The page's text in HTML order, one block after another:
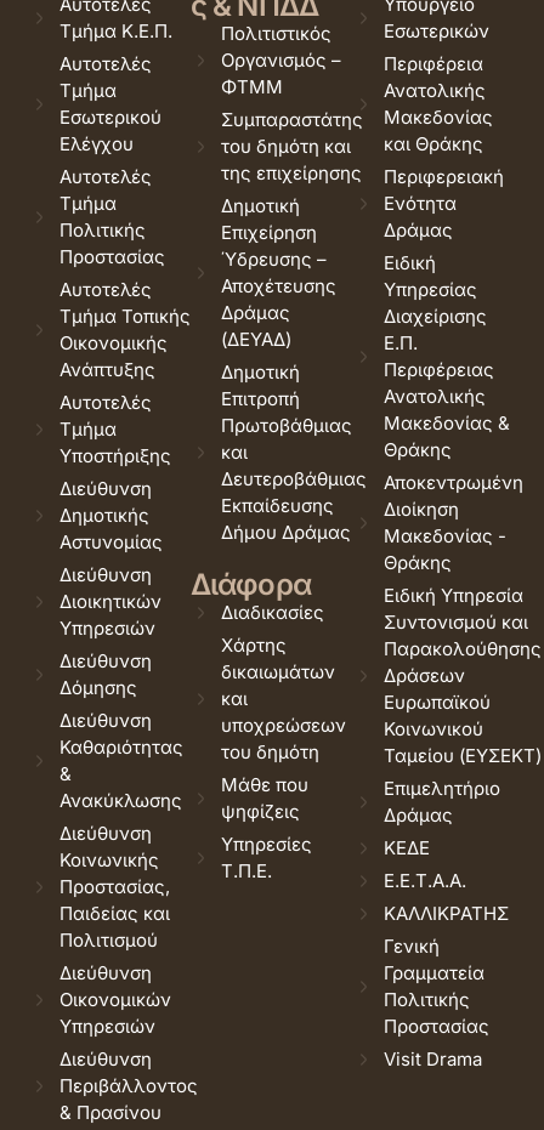
Τμήμα Κ.Ε.Π.
Αυτοτελές
Τμήμα
Εσωτερικού
Ελέγχου
Αυτοτελές
Τμήμα
Πολιτικής
Προστασίας
Αυτοτελές
Τμήμα Τοπικής
Οικονομικής
Ανάπτυξης
Αυτοτελές
Τμήμα
Υποστήριξης
Διεύθυνση
Δημοτικής
Αστυνομίας
Διεύθυνση
Διοικητικών
Υπηρεσιών
Διεύθυνση
Δόμησης
Διεύθυνση
Καθαριότητας
&
Ανακύκλωσης
Διεύθυνση
Κοινωνικής
Προστασίας,
Παιδείας και
Πολιτισμού
Διεύθυνση
Οικονομικών
Υπηρεσιών
Διεύθυνση
Περιβάλλοντος
& Πρασίνου
Πολιτιστικός
Οργανισμός –
ΦΤΜΜ
Συμπαραστάτης
του δημότη και
της επιχείρησης
Δημοτική
Επιχείρηση
Ύδρευσης –
Αποχέτευσης
Δράμας
(ΔΕΥΑΔ)
Δημοτική
Επιτροπή
Πρωτοβάθμιας
και
Δευτεροβάθμιας
Εκπαίδευσης
Δήμου Δράμας
Διάφορα
Διαδικασίες
Χάρτης
δικαιωμάτων
και
υποχρεώσεων
του δημότη
Μάθε που
ψηφίζεις
Υπηρεσίες
Τ.Π.Ε.
Εσωτερικών
Περιφέρεια
Ανατολικής
Μακεδονίας
και Θράκης
Περιφερειακή
Ενότητα
Δράμας
Ειδική
Υπηρεσίας
Διαχείρισης
Ε.Π.
Περιφέρειας
Ανατολικής
Μακεδονίας &
Θράκης
Αποκεντρωμένη
Διοίκηση
Μακεδονίας -
Θράκης
Ειδική Υπηρεσία
Συντονισμού και
Παρακολούθησης
Δράσεων
Ευρωπαϊκού
Κοινωνικού
Ταμείου (ΕΥΣΕΚΤ)
Επιμελητήριο
Δράμας
ΚΕΔΕ
Ε.Ε.Τ.Α.Α.
ΚΑΛΛΙΚΡΑΤΗΣ
Γενική
Γραμματεία
Πολιτικής
Προστασίας
Visit Drama